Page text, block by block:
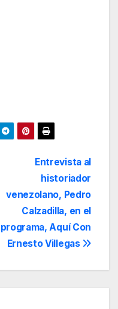
Entrevista al
historiador
venezolano, Pedro
Calzadilla, en el
programa, Aquí Con
Ernesto Villegas